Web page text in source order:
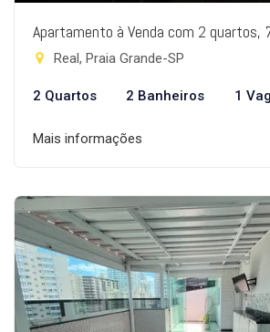
Apartamento à Venda com 2 quartos,
Real, Praia Grande-SP
2 Quartos 2 Banheiros 1
Mais informações